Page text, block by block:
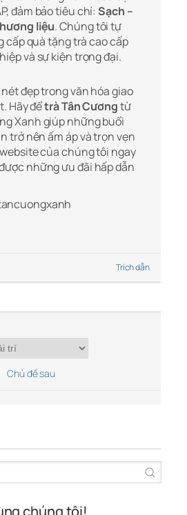
đảm bảo tiêu chí:Sạch –
liệu. Chúng tôi tự
cấp quà tặng trà cao cấp
và sự kiện trọng đại.
đẹp trong văn hóa giao
Hãy đểtrà Tân Cươngtừ
Xanh giúp những buổi
trở nên ấm áp và trọn vẹn
của chúng tôi ngay
những ưu đãi hấp dẫn
Trích dẫn
Chủ đề sau